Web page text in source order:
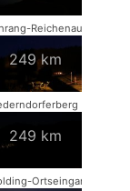
Reichenau
249 km
249 km
Ortseingang